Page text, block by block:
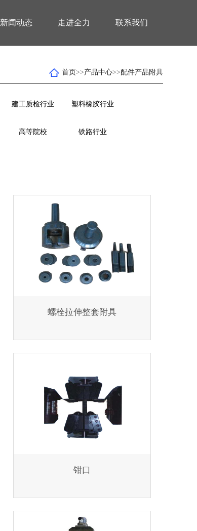
新闻动态 走进全力 联系我们
首页>>产品中心>>配件产品附具
建工质检行业 塑料橡胶行业
高等院校 铁路行业
螺栓拉伸整套附具
钳口